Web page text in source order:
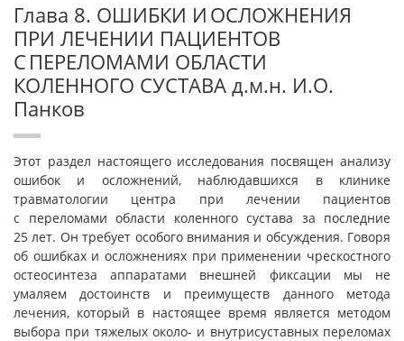
Глава 8. ОШИБКИ И ОСЛОЖНЕНИЯ
ПРИ ЛЕЧЕНИИ ПАЦИЕНТОВ
С ПЕРЕЛОМАМИ ОБЛАСТИ
КОЛЕННОГО СУСТАВА д.м.н. И.О.
Панков
Этот раздел настоящего исследования посвящен анализу
ошибок и осложнений, наблюдавшихся в клинике
травматологии центра при лечении пациентов
с переломами области коленного сустава за последние
25 лет. Он требует особого внимания и обсуждения. Говоря
об ошибках и осложнениях при применении чрескостного
остеосинтеза аппаратами внешней фиксации мы не
умаляем достоинств и преимуществ данного метода
лечения, который в настоящее время является методом
выбора при тяжелых около- и внутрисуставных переломах